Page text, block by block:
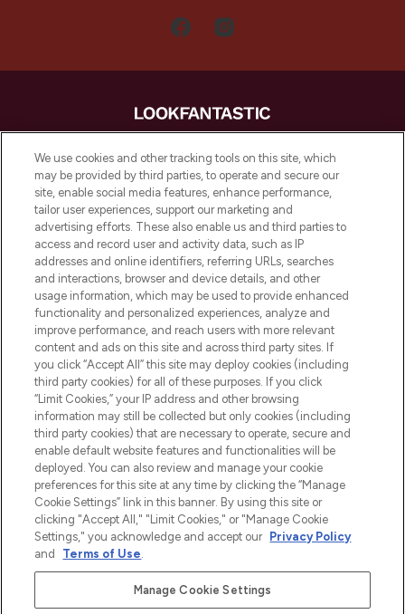
LOOKFANTASTIC is de ultieme online
beautybestemming van Europa, met de
beste huidverzorging, haarproducten en
make-up van meer dan 200 topmerken.
Shop online of via de app, met gratis
verzending vanaf €40.
Cookie-toestemming
Do Not Sell or Share My Personal
Information
HELP & INFORMATIE
BEDRIJFSINFORMATIE
OVER LOOKFANTASTIC
Betaal veilig met
We use cookies and other tracking tools on this site, which
may be provided by third parties, to operate and secure our
site, enable social media features, enhance performance,
tailor user experiences, support our marketing and
advertising efforts. These also enable us and third parties to
access and record user and activity data, such as IP
addresses and online identifiers, referring URLs, searches
and interactions, browser and device details, and other
usage information, which may be used to provide enhanced
functionality and personalized experiences, analyze and
improve performance, and reach users with more relevant
content and ads on this site and across third party sites. If
you click “Accept All” this site may deploy cookies (including
third party cookies) for all of these purposes. If you click
“Limit Cookies,” your IP address and other browsing
information may still be collected but only cookies (including
third party cookies) that are necessary to operate, secure and
enable default website features and functionalities will be
deployed. You can also review and manage your cookie
preferences for this site at any time by clicking the “Manage
Cookie Settings” link in this banner. By using this site or
clicking "Accept All," "Limit Cookies," or "Manage Cookie
Settings," you acknowledge and accept our Privacy Policy
and
Terms of Use.
Manage Cookie Settings